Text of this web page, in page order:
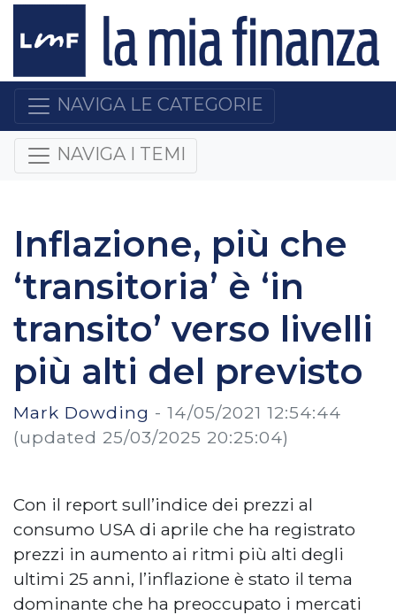
NAVIGA LE CATEGORIE
NAVIGA I TEMI
Inflazione, più che
‘transitoria’ è ‘in
transito’ verso livelli
più alti del previsto
Mark Dowding - 14/05/2021 12:54:44
(updated 25/03/2025 20:25:04)
Con il report sull’indice dei prezzi al
consumo USA di aprile che ha registrato
prezzi in aumento ai ritmi più alti degli
ultimi 25 anni, l’inflazione è stato il tema
dominante che ha preoccupato i mercati